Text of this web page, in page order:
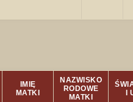
IMIĘ
MATKI
NAZWISKO
RODOWE
MATKI
I